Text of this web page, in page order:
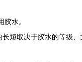
水。
短取决于胶水的等级